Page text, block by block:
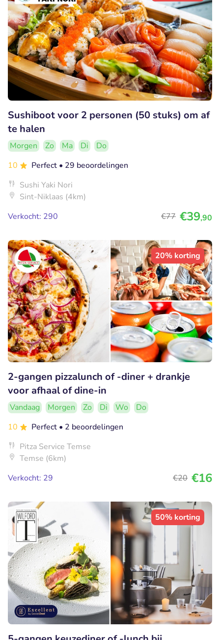
Sushiboot voor 2 personen (50 stuks) om af
te halen
Morgen Zo Ma Di
Do
10
Perfect • 29 beoordelingen
Sushi Yaki Nori
Sint-Niklaas (4km)
Verkocht: 290
€77 €39,90
20% korting
2-gangen pizzalunch of -diner + drankje
voor afhaal of dine-in
Vandaag Morgen Zo Di Wo
Do
10
Perfect • 2 beoordelingen
Pitza Service Temse
Temse (6km)
Verkocht: 29
€20 €16
50% korting